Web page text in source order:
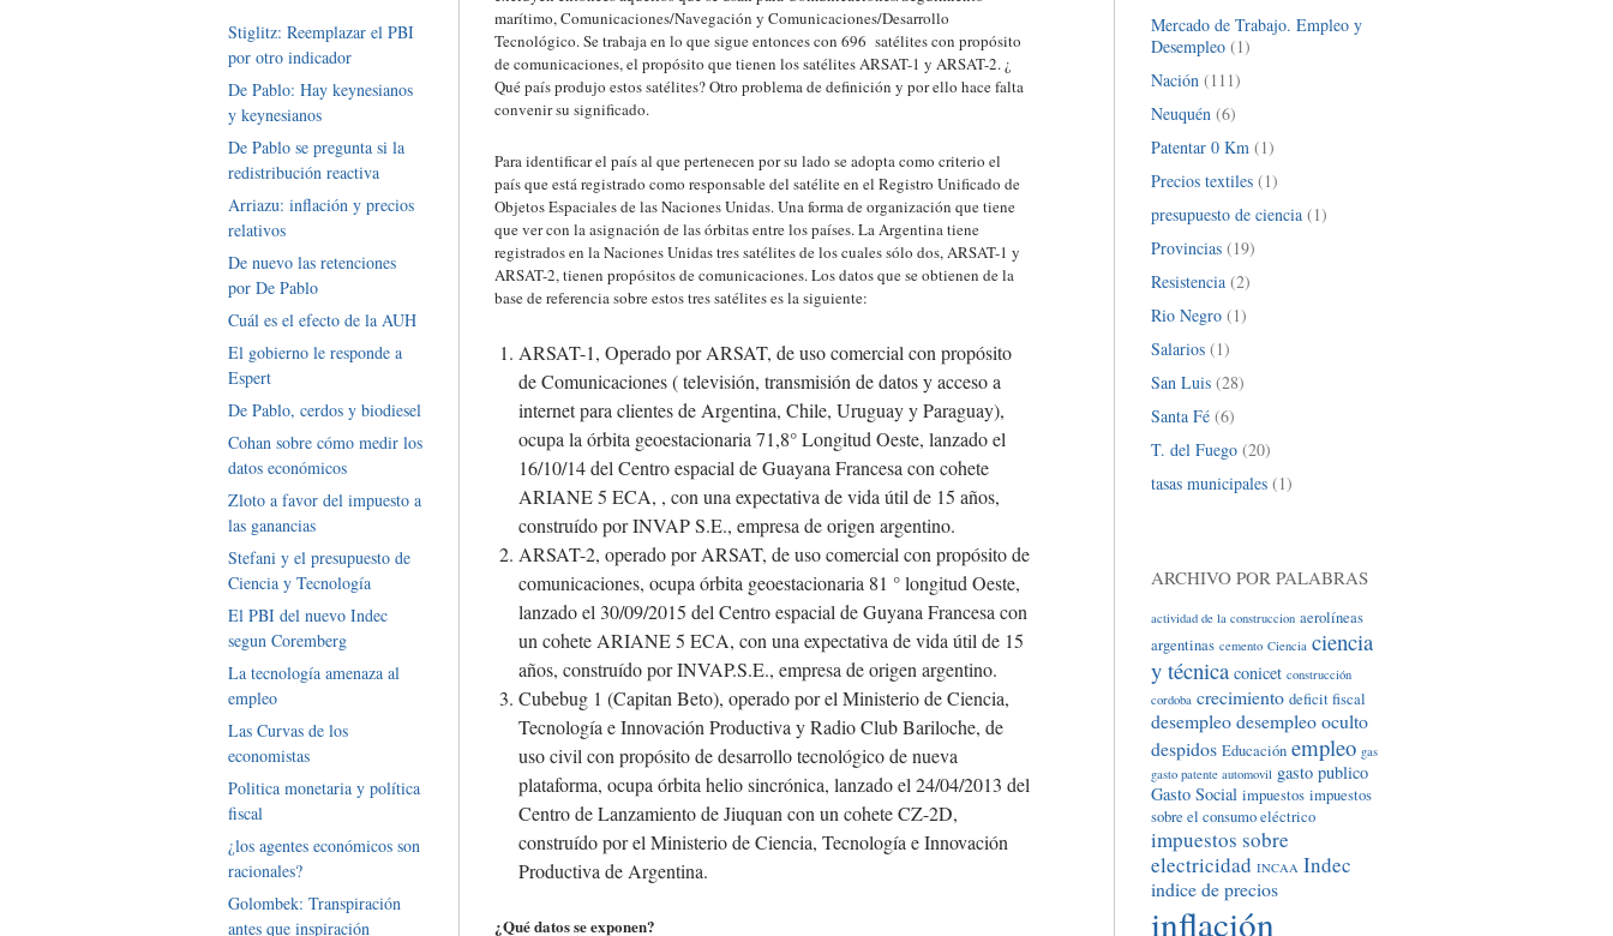
marítimo, Comunicaciones/Navegación y Comunicaciones/Desarrollo
Tecnológico. Se trabaja en lo que sigue entonces con 696 satélites con propósito
de comunicaciones, el propósito que tienen los satélites ARSAT-1 y ARSAT-2. ¿
Qué país produjo estos satélites? Otro problema de definición y por ello hace falta
convenir su significado.
Para identificar el país al que pertenecen por su lado se adopta como criterio el
país que está registrado como responsable del satélite en el Registro Unificado de
Objetos Espaciales de las Naciones Unidas. Una forma de organización que tiene
que ver con la asignación de las órbitas entre los países. La Argentina tiene
registrados en la Naciones Unidas tres satélites de los cuales sólo dos, ARSAT-1 y
ARSAT-2, tienen propósitos de comunicaciones. Los datos que se obtienen de la
base de referencia sobre estos tres satélites es la siguiente:
ARSAT-1, Operado por ARSAT, de uso comercial con propósito
de Comunicaciones ( televisión, transmisión de datos y acceso a
internet para clientes de Argentina, Chile, Uruguay y Paraguay),
ocupa la órbita geoestacionaria 71,8° Longitud Oeste, lanzado el
16/10/14 del Centro espacial de Guayana Francesa con cohete
ARIANE 5 ECA, , con una expectativa de vida útil de 15 años,
construído por INVAP S.E., empresa de origen argentino.
ARSAT-2, operado por ARSAT, de uso comercial con propósito de
comunicaciones, ocupa órbita geoestacionaria 81 ° longitud Oeste,
lanzado el 30/09/2015 del Centro espacial de Guyana Francesa con
un cohete ARIANE 5 ECA, con una expectativa de vida útil de 15
años, construído por INVAP.S.E., empresa de origen argentino.
Cubebug 1 (Capitan Beto), operado por el Ministerio de Ciencia,
Tecnología e Innovación Productiva y Radio Club Bariloche, de
uso civil con propósito de desarrollo tecnológico de nueva
plataforma, ocupa órbita helio sincrónica, lanzado el 24/04/2013 del
Centro de Lanzamiento de Jiuquan con un cohete CZ-2D,
construído por el Ministerio de Ciencia, Tecnología e Innovación
Productiva de Argentina.
¿Qué datos se exponen?
Mercado de Trabajo. Empleo y
Desempleo(1)
Nación(111)
Neuquén(6)
Patentar 0 Km(1)
Precios textiles(1)
presupuesto de ciencia(1)
Provincias(19)
Resistencia(2)
Rio Negro(1)
Salarios(1)
San Luis(28)
Santa Fé(6)
T. del Fuego(20)
tasas municipales(1)
ARCHIVO POR PALABRAS
actividad de la construccion aerolíneas
argentinas cemento Ciencia ciencia
y técnica conicet construcción
cordoba crecimiento deficit fiscal
desempleo desempleo oculto
despidos Educación empleo gas
gasto patente automovil gasto publico
Gasto Social impuestos impuestos
sobre el consumo eléctrico
impuestos sobre
electricidad INCAA Indec
indice de precios
inflación
Stiglitz: Reemplazar el PBI
por otro indicador
De Pablo: Hay keynesianos
y keynesianos
De Pablo se pregunta si la
redistribución reactiva
Arriazu: inflación y precios
relativos
De nuevo las retenciones
por De Pablo
Cuál es el efecto de la AUH
El gobierno le responde a
Espert
De Pablo, cerdos y biodiesel
Cohan sobre cómo medir los
datos económicos
Zloto a favor del impuesto a
las ganancias
Stefani y el presupuesto de
Ciencia y Tecnología
El PBI del nuevo Indec
segun Coremberg
La tecnología amenaza al
empleo
Las Curvas de los
economistas
Politica monetaria y política
fiscal
¿los agentes económicos son
racionales?
Golombek: Transpiración
antes que inspiración